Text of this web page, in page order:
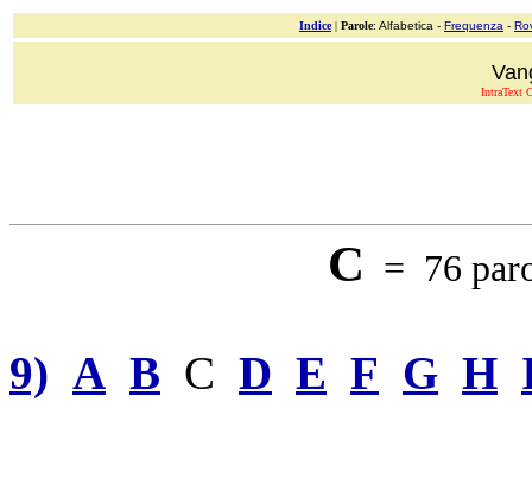
Indice| Parole: Alfabetica - Frequenza -
IntraText
C = 76
9) A B C D E F G H